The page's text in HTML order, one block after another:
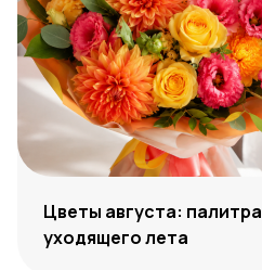
Цветы августа: палитра
уходящего лета